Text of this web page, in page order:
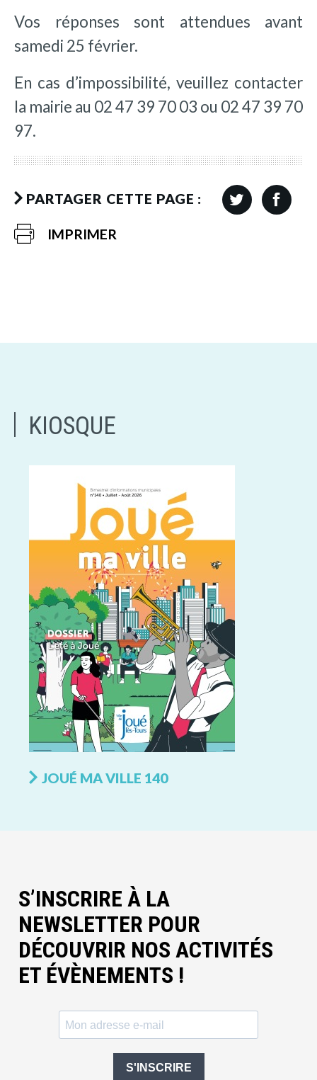
Vos réponses sont attendues avant
samedi 25 février.
En cas d’impossibilité, veuillez contacter
la mairie au 02 47 39 70 03 ou 02 47 39 70
97.
PARTAGER CETTE PAGE :
IMPRIMER
KIOSQUE
JOUÉ MA VILLE 140
S’INSCRIRE À LA
NEWSLETTER POUR
DÉCOUVRIR NOS ACTIVITÉS
ET ÉVÈNEMENTS !
S'INSCRIRE